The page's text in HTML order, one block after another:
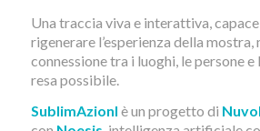
Una traccia viva e interattiva,
rigenerare l’esperienza della mostra,
connessione tra i luoghi, le persone e
resa possibile.
SublimAzionI è un progetto di